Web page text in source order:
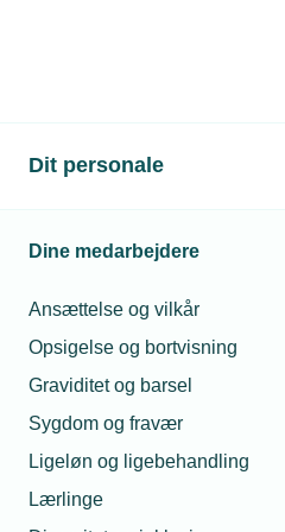
Dit personale
Dine medarbejdere
Ansættelse og vilkår
Opsigelse og bortvisning
Graviditet og barsel
Sygdom og fravær
Ligeløn og ligebehandling
Lærlinge
Søg
Sortér
Viser 1 - 4 of af 4 resultater